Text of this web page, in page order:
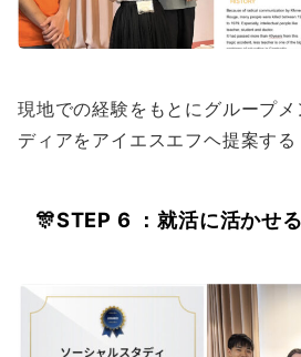
現地での経験をもとにグループ
ディアをアイエスエフヘ提案する
🎊STEP 6 ：就活に活かせ